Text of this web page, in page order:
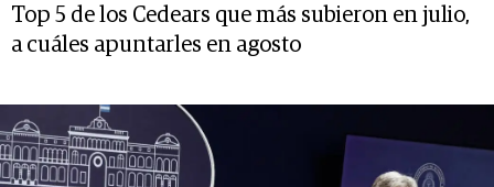
Top 5 de los Cedears que más subieron en julio,
a cuáles apuntarles en agosto